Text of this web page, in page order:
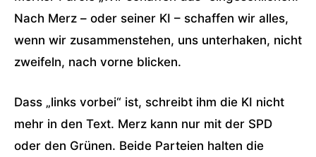
Nach Merz – oder seiner KI – schaffen wir alles,
wenn wir zusammenstehen, uns unterhaken, nicht
zweifeln, nach vorne blicken.
Dass „links vorbei“ ist, schreibt ihm die KI nicht
mehr in den Text. Merz kann nur mit der SPD
oder den Grünen. Beide Parteien halten die